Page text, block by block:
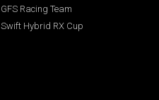
GFS Racing Team
Swift Hybrid RX Cup